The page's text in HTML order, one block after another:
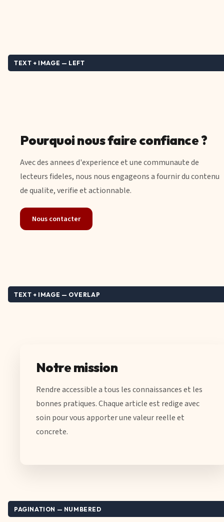
TEXT + IMAGE — LEFT
Pourquoi nous faire confiance ?
Avec des annees d'experience et une communaute de
lecteurs fideles, nous nous engageons a fournir du contenu
de qualite, verifie et actionnable.
Nous contacter
TEXT + IMAGE — OVERLAP
Notre mission
Rendre accessible a tous les connaissances et les
bonnes pratiques. Chaque article est redige avec
soin pour vous apporter une valeur reelle et
concrete.
PAGINATION — NUMBERED